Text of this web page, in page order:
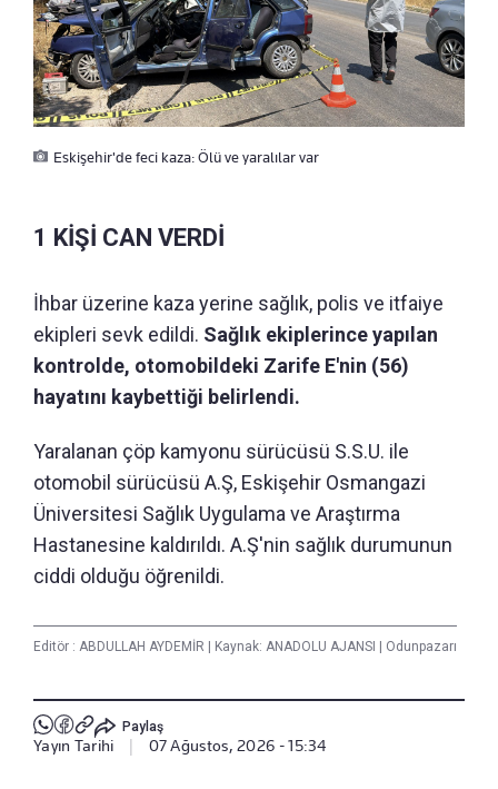
Eskişehir'de feci kaza: Ölü ve yaralılar var
1 KİŞİ CAN VERDİ
İhbar üzerine kaza yerine sağlık, polis ve itfaiye
ekipleri sevk edildi. Sağlık ekiplerince yapılan
kontrolde, otomobildeki Zarife E'nin (56)
hayatını kaybettiği belirlendi.
Yaralanan çöp kamyonu sürücüsü S.S.U. ile
otomobil sürücüsü A.Ş, Eskişehir Osmangazi
Üniversitesi Sağlık Uygulama ve Araştırma
Hastanesine kaldırıldı. A.Ş'nin sağlık durumunun
ciddi olduğu öğrenildi.
Editör : ABDULLAH AYDEMİR Kaynak: ANADOLU AJANSI Odunpazarı
Paylaş
Yayın Tarihi 07 Ağustos, 2026 - 15:34